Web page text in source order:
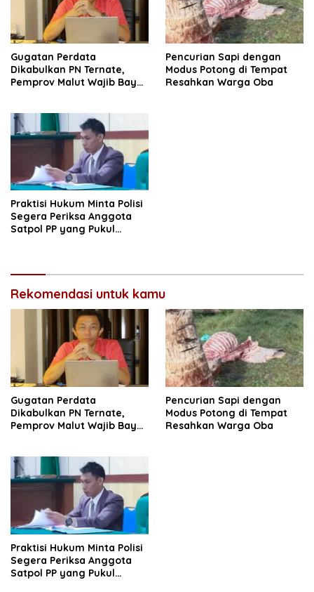
Gugatan Perdata
Dikabulkan PN Ternate,
Pemprov Malut Wajib Bayar
Pencurian Sapi dengan
Modus Potong di Tempat
Resahkan Warga Oba
Praktisi Hukum Minta Polisi
Segera Periksa Anggota
Satpol PP yang Pukul
Rekomendasi untuk kamu
Gugatan Perdata
Dikabulkan PN Ternate,
Pemprov Malut Wajib Bayar
Pencurian Sapi dengan
Modus Potong di Tempat
Resahkan Warga Oba
Praktisi Hukum Minta Polisi
Segera Periksa Anggota
Satpol PP yang Pukul